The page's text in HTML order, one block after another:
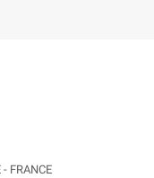
FRANCE